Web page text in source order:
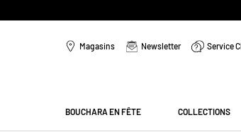
Magasins Newsletter Service
BOUCHARA EN FÊTE COLLECTIONS